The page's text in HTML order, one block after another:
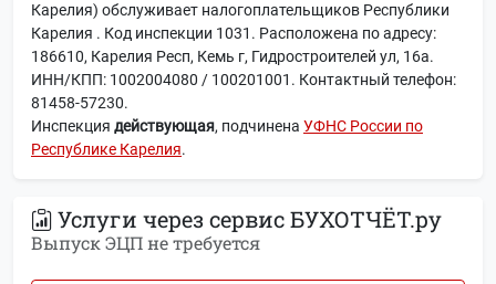
Карелия) обслуживает налогоплательщиков Республики
Карелия . Код инспекции 1031. Расположена по адресу:
186610, Карелия Респ, Кемь г, Гидростроителей ул, 16а.
ИНН/КПП: 1002004080 / 100201001. Контактный телефон:
81458-57230.
Инспекция действующая, подчинена УФНС России по
Республике Карелия.
Услуги через сервис БУХОТЧЁТ.ру
Выпуск ЭЦП не требуется